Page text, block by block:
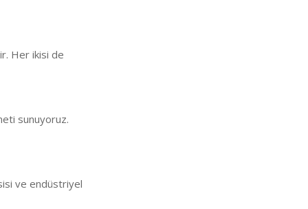
Her ikisi de
sunuyoruz.
ve endüstriyel